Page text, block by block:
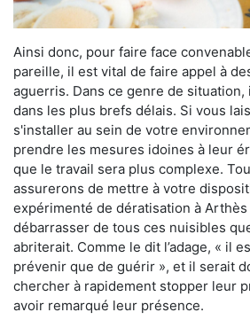
Ainsi donc, pour faire face
pareille, il est vital de faire appel à
aguerris. Dans ce genre de situation,
dans les plus brefs délais. Si vous
s'installer au sein de votre
prendre les mesures idoines à leur
que le travail sera plus complexe.
assurerons de mettre à votre
expérimenté de dératisation à
débarrasser de tous ces nuisibles
abriterait. Comme le dit l’adage, « il
prévenir que de guérir », et il serait
chercher à rapidement stopper leur
avoir remarqué leur présence.